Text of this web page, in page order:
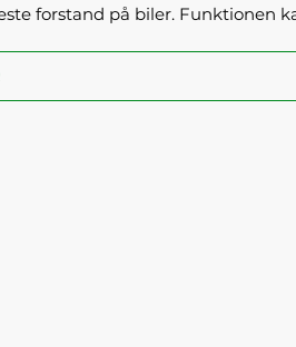
forstand på biler. Funktionen